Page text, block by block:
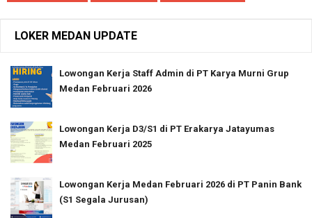
LOKER MEDAN UPDATE
Lowongan Kerja Staff Admin di PT Karya Murni Grup
Medan Februari 2026
Lowongan Kerja D3/S1 di PT Erakarya Jatayumas
Medan Februari 2025
Lowongan Kerja Medan Februari 2026 di PT Panin Bank
(S1 Segala Jurusan)